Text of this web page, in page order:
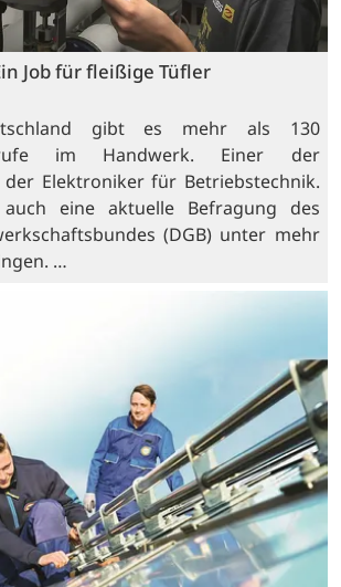
Job für fleißige Tüfler
gibt es mehr als 130
im Handwerk. Einer der
Elektroniker für Betriebstechnik.
eine aktuelle Befragung des
(DGB) unter mehr
…